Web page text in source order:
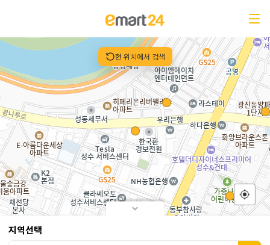
이마트24 본점 무인영업중
서울 성동구 광나루로 310 푸조비즈타워 101호
영업시간
07:00 ~ 01:00
무인운영시간
07:00 ~ 01:00
전화번호
현 위치에서 검색
지역선택